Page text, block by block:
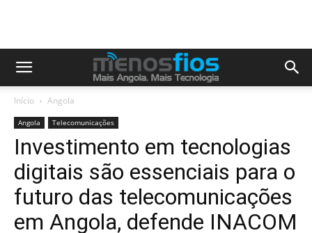
Início Angola
Angola Telecomunicações
Investimento em tecnologias
digitais são essenciais para o
futuro das telecomunicações
em Angola, defende INACOM